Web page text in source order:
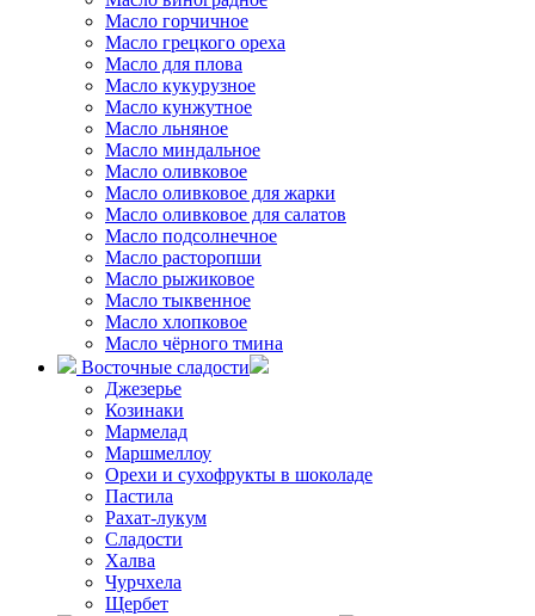
Масло горчичное
Масло грецкого ореха
Масло для плова
Масло кукурузное
Масло кунжутное
Масло льняное
Масло миндальное
Масло оливковое
Масло оливковое для жарки
Масло оливковое для салатов
Масло подсолнечное
Масло расторопши
Масло рыжиковое
Масло тыквенное
Масло хлопковое
Масло чёрного тмина
Восточные сладости
Джезерье
Козинаки
Мармелад
Маршмеллоу
Орехи и сухофрукты в шоколаде
Пастила
Рахат-лукум
Сладости
Халва
Чурчхела
Щербет